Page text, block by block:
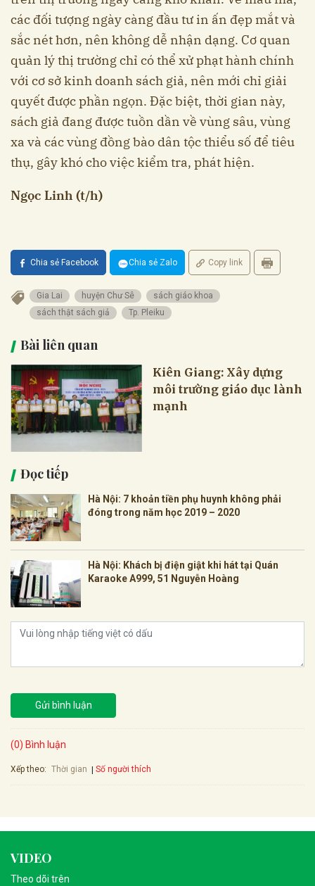
các đối tượng ngày càng đầu tư in ấn đẹp mắt và
sắc nét hơn, nên không dễ nhận dạng. Cơ quan
quản lý thị trường chỉ có thể xử phạt hành chính
với cơ sở kinh doanh sách giả, nên mới chỉ giải
quyết được phần ngọn. Đặc biệt, thời gian này,
sách giả đang được tuồn dần về vùng sâu, vùng
xa và các vùng đồng bào dân tộc thiểu số để tiêu
thụ, gây khó cho việc kiểm tra, phát hiện.
Ngọc Linh (t/h)
Chia sẻ Facebook Chia sẻ Zalo Copy link
Gia Lai huyện Chư Sê
sách giáo khoa
sách thật sách giả
Tp. Pleiku
Bài liên quan
Kiên Giang: Xây dựng
môi trường giáo dục lành
mạnh
Đọc tiếp
Hà Nội: 7 khoản tiền phụ huynh không phải
đóng trong năm học 2019 – 2020
Hà Nội: Khách bị điện giật khi hát tại Quán
Karaoke A999, 51 Nguyễn Hoàng
Gửi bình luận
(0) Bình luận
Xếp theo: Thời gian Số người thích
VIDEO
Theo dõi trên